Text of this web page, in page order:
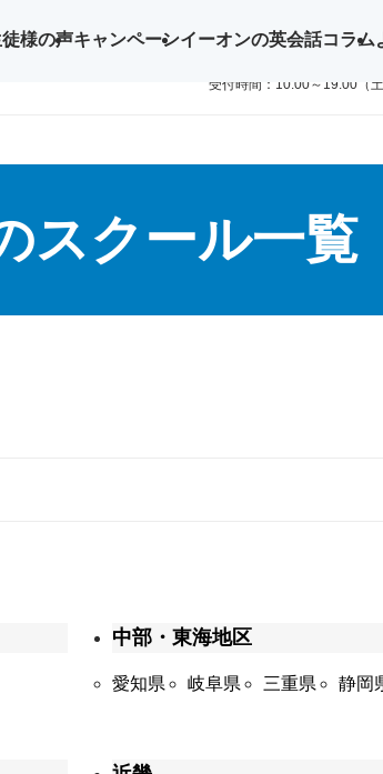
ご予約・お問い合わ
受付時間：10:00～19:00（土
様の声キャンペーンイーオンの英会話コラム
スクール一覧
中部・東海地区
愛知県 岐阜県 三重県 静岡